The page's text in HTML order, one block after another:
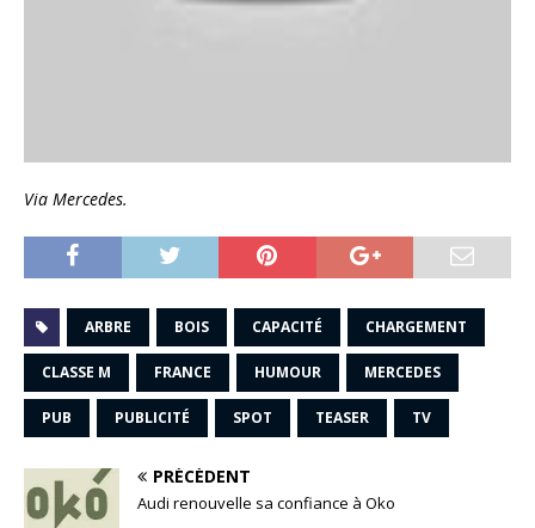
Via Mercedes.
ARBRE BOIS CAPACITÉ CHARGEMENT
CLASSE M FRANCE HUMOUR MERCEDES
PUB PUBLICITÉ SPOT TEASER TV
PRÉCÉDENT
Audi renouvelle sa confiance à Oko